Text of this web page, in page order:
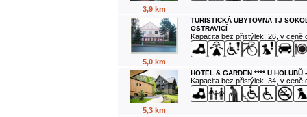
3,9 km
5,0 km
TURISTICKÁ UBYTOVNA TJ
OSTRAVICÍ
Kapacita bez přistýlek: 26, v ceně
5,3 km
HOTEL & GARDEN **** U HOLUBŮ
Kapacita bez přistýlek: 34, v ceně